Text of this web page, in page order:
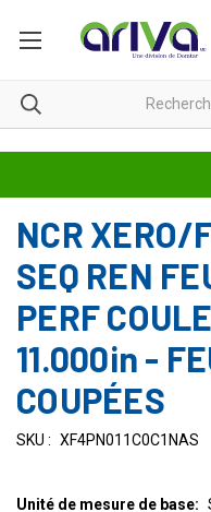
NCR XERO/
SEQ REN
PERF
11.000in -
COUPÉES
SKU : XF4PN011C0C1NAS
Unité de mesure de base: